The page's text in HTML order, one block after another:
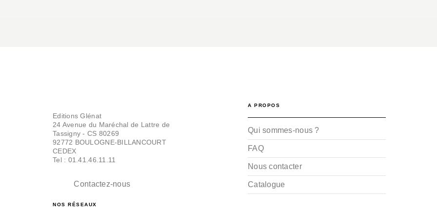
Editions Glénat
24 Avenue du Maréchal de Lattre de
Tassigny - CS 80269
92772 BOULOGNE-BILLANCOURT
CEDEX
Tel : 01.41.46.11.11
Contactez-nous
NOS RÉSEAUX
A PROPOS
Qui sommes-nous ?
FAQ
Nous contacter
Catalogue